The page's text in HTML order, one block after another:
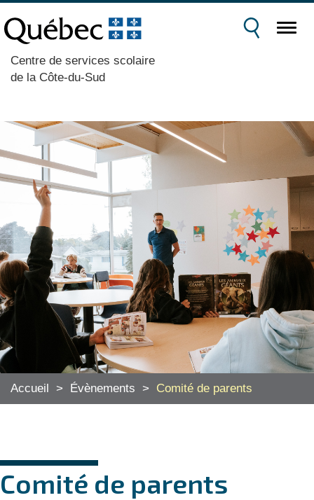
Centre de services scolaire
de la Côte-du-Sud
Accueil > Évènements > Comité de parents
Comité de parents